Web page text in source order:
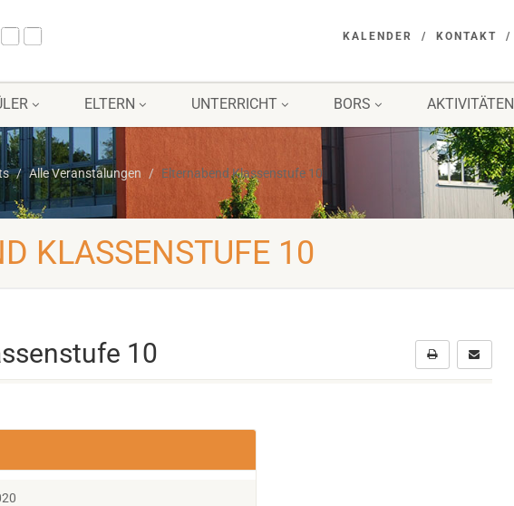
KALENDER KONTAKT
ELTERN UNTERRICHT BORS AKTIVITÄTEN
Alle Veranstalungen Elternabend Klassenstufe 10
KLASSENSTUFE 10
10